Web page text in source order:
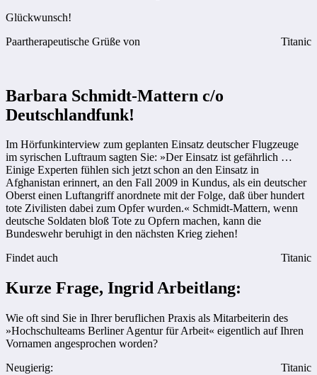
Glückwunsch!
Paartherapeutische Grüße von
Titanic
Barbara Schmidt-Mattern c/o
Deutschlandfunk!
Im Hörfunkinterview zum geplanten Einsatz deutscher Flugzeuge
im syrischen Luftraum sagten Sie: »Der Einsatz ist gefährlich …
Einige Experten fühlen sich jetzt schon an den Einsatz in
Afghanistan erinnert, an den Fall 2009 in Kundus, als ein deutscher
Oberst einen Luftangriff anordnete mit der Folge, daß über hundert
tote Zivilisten dabei zum Opfer wurden.« Schmidt-Mattern, wenn
deutsche Soldaten bloß Tote zu Opfern machen, kann die
Bundeswehr beruhigt in den nächsten Krieg ziehen!
Findet auch
Titanic
Kurze Frage, Ingrid Arbeitlang:
Wie oft sind Sie in Ihrer beruflichen Praxis als Mitarbeiterin des
»Hochschulteams Berliner Agentur für Arbeit« eigentlich auf Ihren
Vornamen angesprochen worden?
Neugierig:
Titanic